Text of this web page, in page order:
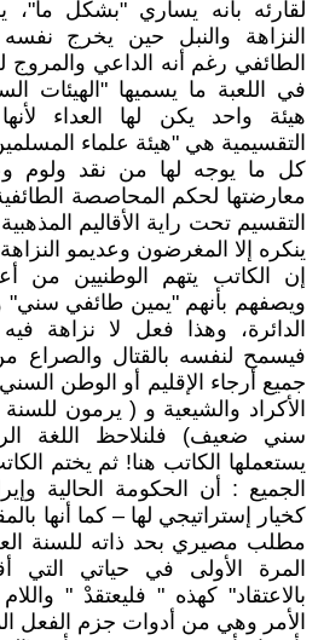
لقارئه بأنه يساري "بشكل ما"،
النزاهة والنبل حين يخرج
الطائفي رغم أنه الداعي والمروج
في اللعبة ما يسميها "الهيئات
هيئة واحد يكن لها العداء
التقسيمية هي "هيئة علماء
كل ما يوجه لها من نقد ولوم
معارضتها لحكم المحاصصة
التقسيم تحت راية الأقاليم
ينكره إلا المغرضون وعديمو
إن الكاتب يتهم الوطنيين من
ويصفهم بأنهم "يمين طائفي
الدائرة، وهذا فعل لا نزاهة
فيسمح لنفسه بالقتال
جميع أرجاء الإقليم أو الوطن
الأكراد والشيعية و ( يرمون
سني ضعيف) فلنلاحظ اللغة
يستعملها الكاتب هنا! ثم يختم
الجميع : أن الحكومة الحالية
كخيار إستراتيجي لها – كما أنها
مطلب مصيري بحد ذاته للسنة
المرة الأولى في حياتي التي
بالاعتقاد" كهذه " فليعتقدْ "
الأمر وهي من أدوات جزم الفعل